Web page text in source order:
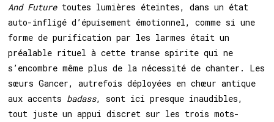
And Futuretoutes lumières éteintes, dans un état
auto-infligé d’épuisement émotionnel, comme si une
forme de purification par les larmes était un
préalable rituel à cette transe spirite qui ne
s’encombre même plus de la nécessité de chanter. Les
sœurs Gancer, autrefois déployées en chœur antique
aux accents badass, sont ici presque inaudibles,
tout juste un appui discret sur les trois mots-